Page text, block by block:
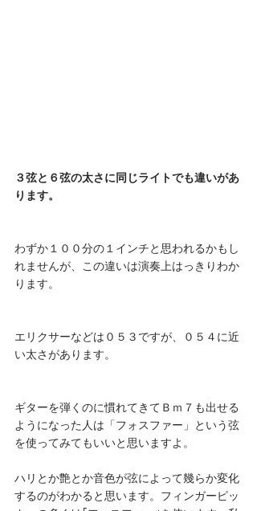
３弦と６弦の太さに同じライトでも違いがあ
ります。
わずか１００分の１インチと思われるかもし
れませんが、この違いは演奏上はっきりわか
ります。
エリクサーなどは０５３ですが、０５４に近
い太さがあります。
ギターを弾くのに慣れてきてＢｍ７も出せる
ようになった人は「フォスファー」という弦
を使ってみてもいいと思いますよ。
ハリとか艶とか音色が弦によって幾らか変化
するのがわかると思います。フィンガーピッ